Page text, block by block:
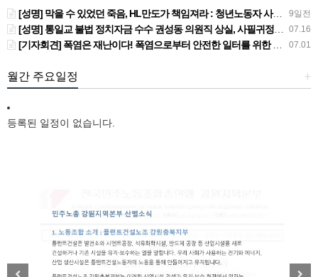
9일전
[성명] 막을 수 있었던 죽음, HL만도가 책임져라 : 청년노동자 사망사고의 철저한 진상규명과 재발방지 대책 마련하라
07.16
[성명] 통일교 불법 정치자금 수수 권성동 의원직 상실, 사필귀정이다
07.01
[기자회견] 폭염은 재난이다! 폭염으로부터 안전한 일터를 위한 민주노총 강원지역본부 폭염감시단 선포 기자회견
+
월간 주요일정
등록된 일정이 없습니다.